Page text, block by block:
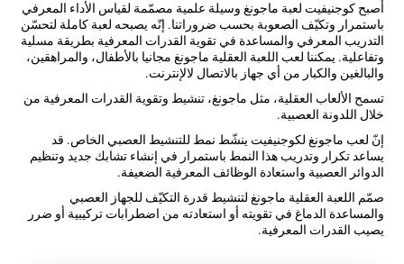
أصبح كوجنيفيت لعبة ماجونغ وسيلة علمية مصمّمة لقياس الأداء المعرفي
باستمرار وتكيّف الصعوبة بحسب ضروراتنا. إنّه يصبحه لعبة كاملة لتحسّن
التدريب المعرفي والمساعدة في تقوية القدرات المعرفية بطريقة مسلية
وتفاعلية. يمكننا لعب اللعبة العقلية ماجونغ مجانيا بالأطفال، والمراهقين،
والبالغين والكبار من أي جهاز بالاتصال لالإنترنت.
تسمح الألعاب العقلية، مثل ماجونغ، تنشيط وتقوية القدرات المعرفية من
خلال اللدونة العصبية.
إنّ لعب ماجونغ لكوجنيفيت ينشّط نمط للتنشيط العصبي الخاص. قد
يساعد تكرار وتدريب هذا النمط باستمرار في إنشاء تشابك جديد وتنظيم
الدوائر العصبية واستعادة الوظائف المعرفية الضعيفة.
صمّم اللعبة العقلية ماجونغ لتنشيط قدرة التكيّف للجهاز العصبي
والمساعدة الدماغ في تقويته أو استعادته من اضطرابات تركيبية أو ضرر
يصيب القدرات المعرفية.